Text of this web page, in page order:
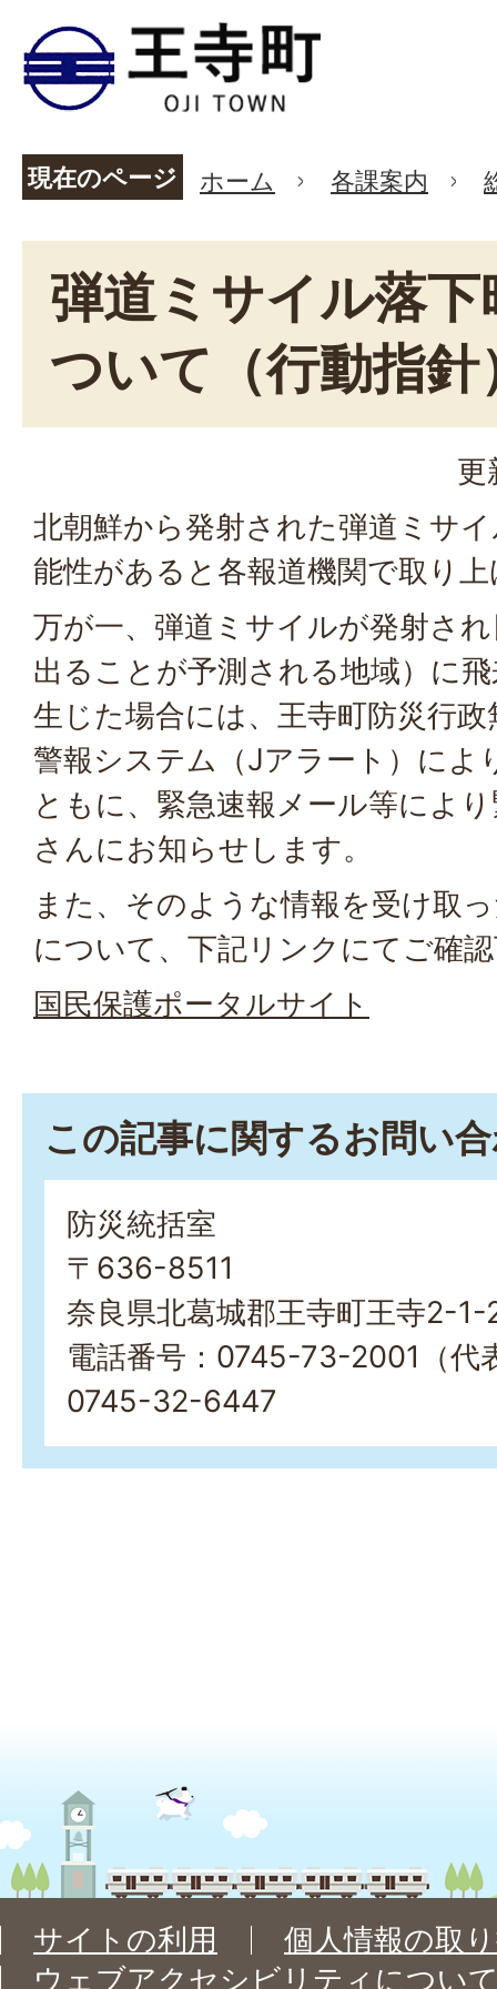
現在のページ ホーム 各課案内
弾道ミサイル落
ついて（行動指針
更
北朝鮮から発射された弾道ミサ
能性があると各報道機関で取り
万が一、弾道ミサイルが発射さ
出ることが予測される地域）に
生じた場合には、王寺町防災行
警報システム（Jアラート）によ
ともに、緊急速報メール等によ
さんにお知らせします。
また、そのような情報を受け取
について、下記リンクにてご確
国民保護ポータルサイト
この記事に関するお問い
防災統括室
〒636-8511
奈良県北葛城郡王寺町王寺2-
電話番号：0745-73-2001（代
0745-32-6447
サイトの利用
個人情報の取
ウェブアクセシビリティについ